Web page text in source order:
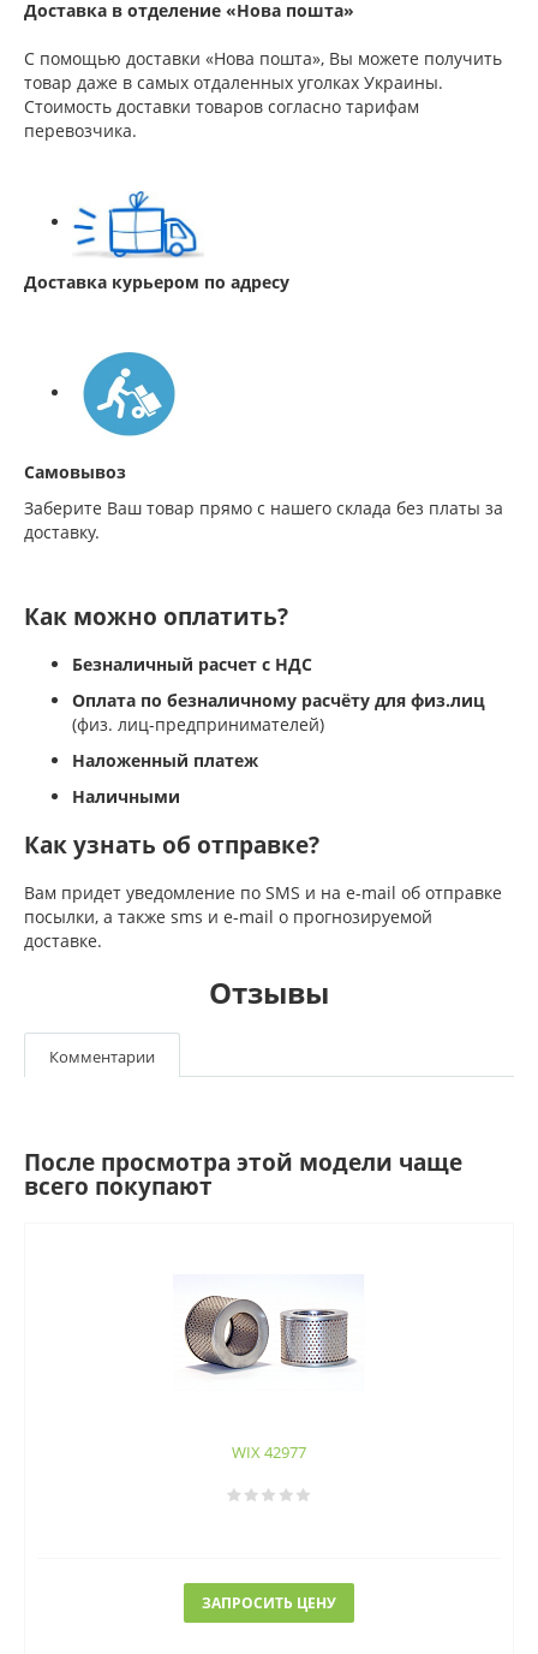
Доставка в отделение «Нова пошта»
С помощью доставки «Нова пошта», Вы можете получить
товар даже в самых отдаленных уголках Украины.
Стоимость доставки товаров согласно тарифам
перевозчика.
Доставка курьером по адресу
Самовывоз
Заберите Ваш товар прямо с нашего склада без платы за
доставку.
Как можно оплатить?
Безналичный расчет с НДС
Оплата по безналичному расчёту для физ.лиц
(физ. лиц-предпринимателей)
Наложенный платеж
Наличными
Как узнать об отправке?
Вам придет уведомление по SMS и на e-mail об отправке
посылки, а также sms и e-mail о прогнозируемой
доставке.
Отзывы
Комментарии
После просмотра этой модели чаще
всего покупают
WIX 42977
ЗАПРОСИТЬ ЦЕНУ